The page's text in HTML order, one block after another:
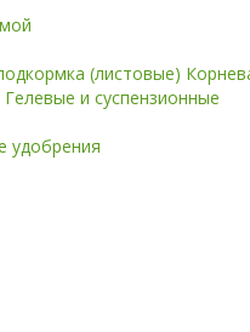
(листовые)
Гелевые и суспензионные
удобрения